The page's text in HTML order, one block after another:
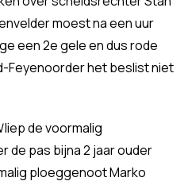
moest na een uur
een 2e gele en dus rode
Feyenoorder het beslist niet
liep de voormalig
de pas bijna 2 jaar ouder
ploeggenoot Marko